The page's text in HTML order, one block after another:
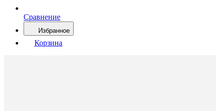
Сравнение
Избранное
Корзина